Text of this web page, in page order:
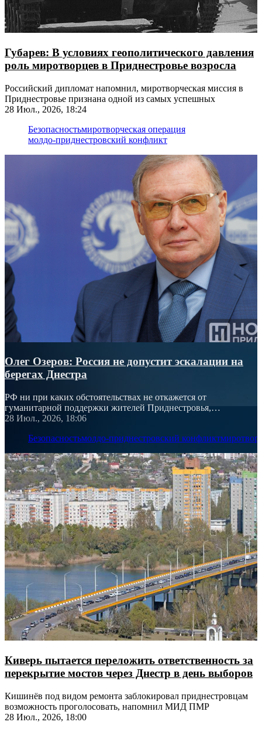
Губарев: В условиях геополитического давления
роль миротворцев в Приднестровье возросла
Российский дипломат напомнил, миротворческая миссия в
Приднестровье признана одной из самых успешных
28 Июл., 2026, 18:24
Безопасностьмиротворческая операция
молдо-приднестровский конфликт
Олег Озеров: Россия не допустит эскалации на
берегах Днестра
РФ ни при каких обстоятельствах не откажется от
гуманитарной поддержки жителей Приднестровья,
подчеркнул посол России
28 Июл., 2026, 18:06
Безопасностьмолдо-приднестровский конфликт
Киверь пытается переложить ответственность за
перекрытие мостов через Днестр в день выборов
Кишинёв под видом ремонта заблокировал приднестровцам
возможность проголосовать, напомнил МИД ПМР
28 Июл., 2026, 18:00